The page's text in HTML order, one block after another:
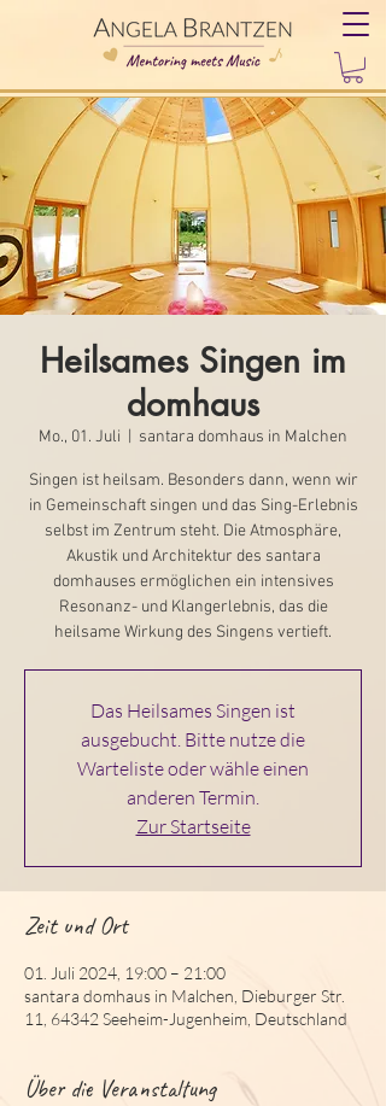
Heilsames Singen im
domhaus
Mo., 01. Juli santara domhaus in Malchen
Singen ist heilsam. Besonders dann, wenn wir
in Gemeinschaft singen und das Sing-Erlebnis
selbst im Zentrum steht. Die Atmosphäre,
Akustik und Architektur des santara
domhauses ermöglichen ein intensives
Resonanz- und Klangerlebnis, das die
heilsame Wirkung des Singens vertieft.
Das Heilsames Singen ist
ausgebucht. Bitte nutze die
Warteliste oder wähle einen
anderen Termin.
Zur Startseite
Zeit und Ort
01. Juli 2024, 19:00 – 21:00
santara domhaus in Malchen, Dieburger Str.
11, 64342 Seeheim-Jugenheim, Deutschland
Über die Veranstaltung